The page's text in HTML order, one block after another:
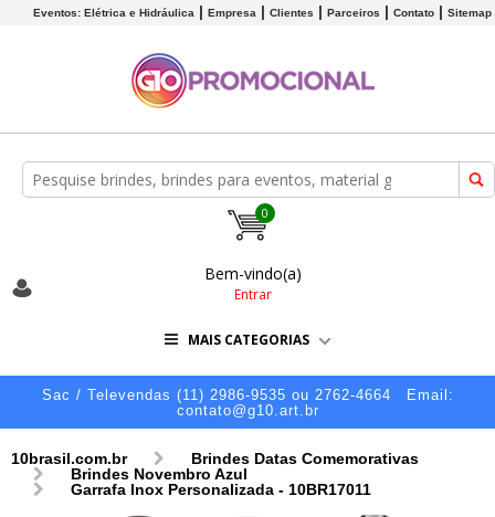
Eventos: Elétrica e Hidráulica Empresa Clientes Parceiros Contato Sitemap
0
Bem-vindo(a)
Entrar
MAIS CATEGORIAS
Sac / Televendas (11) 2986-9535 ou 2762-4664
Email:
contato@g10.art.br
10brasil.com.br
Brindes Datas Comemorativas
Brindes Novembro Azul
Garrafa Inox Personalizada - 10BR17011